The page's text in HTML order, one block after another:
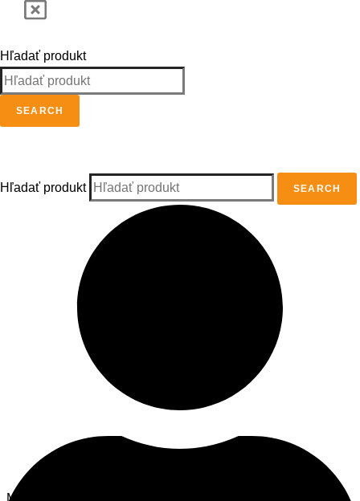
Hľadať produkt
SEARCH
Hľadať produkt SEARCH
Menu